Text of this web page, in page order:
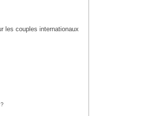
les couples internationaux